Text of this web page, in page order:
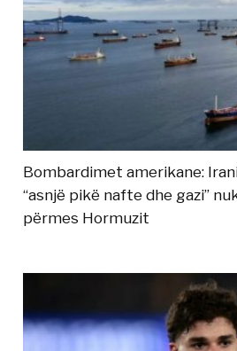
Bombardimet amerikane:
“asnjë pikë nafte dhe gazi”
përmes Hormuzit